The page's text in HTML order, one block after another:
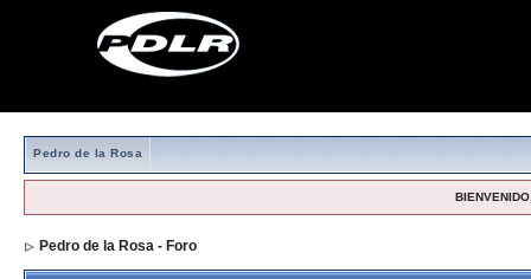
Pedro de la Rosa
Pedro de la Rosa - Foro